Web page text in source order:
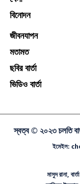
বিনোদন
জীবনযাপন
মতামত
ছবির বার্তা
ভিডিও বার্তা
স্বত্ব © ২০২৩ চলতি
ইমেইল:
মাসুদ রানা,